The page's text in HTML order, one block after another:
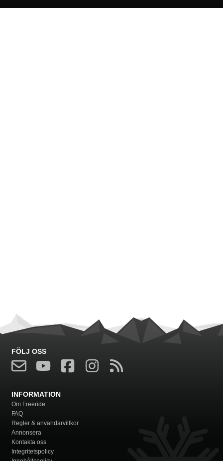
FÖLJ OSS
INFORMATION
Om Freeride
FAQ
Regler & användarvillkor
Annonsera
Kontakta oss
Integritetspolicy